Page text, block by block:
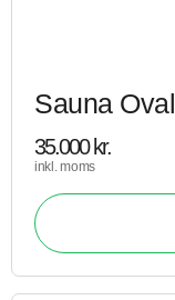
Sauna Oval
35.000 kr.
inkl. moms